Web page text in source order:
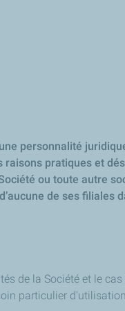
personnalité
pratiques et
ou toute autre
de ses
de la Société et le
particulier